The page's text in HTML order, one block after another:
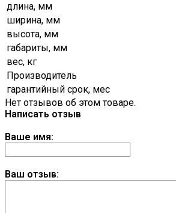
длина, мм
ширина, мм
высота, мм
габариты, мм
вес, кг
Производитель
гарантийный срок, мес
Нет отзывов об этом товаре.
Написать отзыв
Ваше имя:
Ваш отзыв: